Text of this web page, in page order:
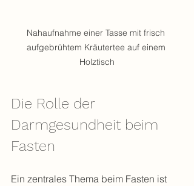
Nahaufnahme einer Tasse mit frisch
aufgebrühtem Kräutertee auf einem
Holztisch
Die Rolle der
Darmgesundheit beim
Fasten
Ein zentrales Thema beim Fasten ist